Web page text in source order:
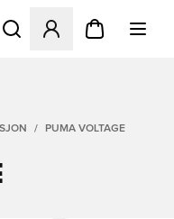
Åpner en Modal for å
PUMA VOLTAGE